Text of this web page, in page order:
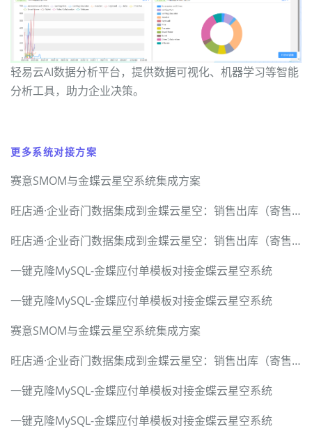
轻易云AI数据分析平台，提供数据可视化、机器学习等智能
分析工具，助力企业决策。
更多系统对接方案
赛意SMOM与金蝶云星空系统集成方案
旺店通·企业奇门数据集成到金蝶云星空：销售出库（寄售业务）案例分享
旺店通·企业奇门数据集成到金蝶云星空：销售出库（寄售业务）案例分享
一键克隆MySQL-金蝶应付单模板对接金蝶云星空系统
一键克隆MySQL-金蝶应付单模板对接金蝶云星空系统
赛意SMOM与金蝶云星空系统集成方案
旺店通·企业奇门数据集成到金蝶云星空：销售出库（寄售业务）案例分享
一键克隆MySQL-金蝶应付单模板对接金蝶云星空系统
一键克隆MySQL-金蝶应付单模板对接金蝶云星空系统